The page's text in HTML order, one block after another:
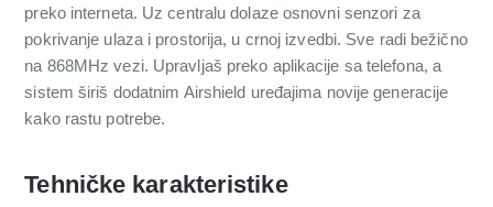
preko interneta. Uz centralu dolaze osnovni senzori za
pokrivanje ulaza i prostorija, u crnoj izvedbi. Sve radi bežično
na 868MHz vezi. Upravljaš preko aplikacije sa telefona, a
sistem širiš dodatnim Airshield uređajima novije generacije
kako rastu potrebe.
Tehničke karakteristike